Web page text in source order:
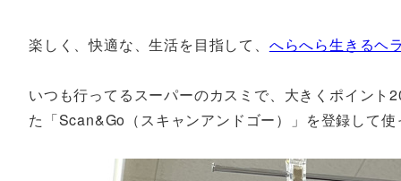
楽しく、快適な、生活を目指して、 へらへら生きるヘ
いつも行ってるスーパーのカスミで、大きくポイン
た「Scan&Go（スキャンアンドゴー）」を登録して